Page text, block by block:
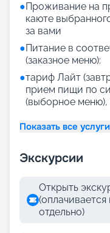
●Проживание на
каюте
за вами
●Питание в
(заказное меню):
●тариф Лайт
прием пищи по
(выборное
Показать все услуги
Экскурсии
Открыть
отдельно)